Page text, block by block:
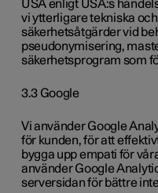
USA enligt USA:s
vi ytterligare tekniska
säkerhetsåtgärder vid
pseudonymisering,
säkerhetsprogram som
3.3 Google
Vi använder Google
för kunden, för att
bygga upp empati för
använder Google
serversidan för bättre